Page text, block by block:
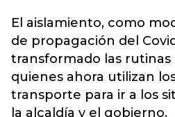
El aislamiento, como
de propagación del
transformado las rutinas
quienes ahora utilizan
transporte para ir a los
la alcaldía y el gobierno.